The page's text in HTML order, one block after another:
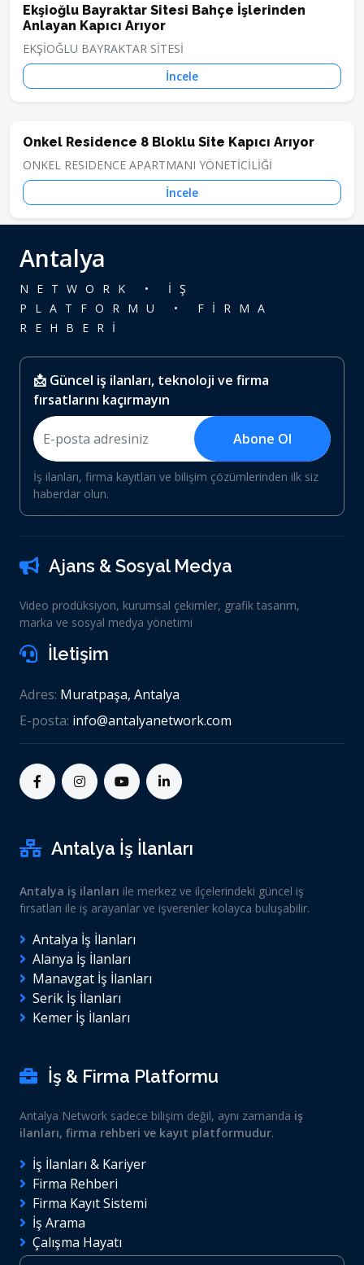
Ekşioğlu Bayraktar Sitesi Bahçe İşlerinden
Anlayan Kapıcı Arıyor
EKŞİOĞLU BAYRAKTAR SİTESİ
İncele
Onkel Residence 8 Bloklu Site Kapıcı Arıyor
ONKEL RESIDENCE APARTMANI YÖNETİCİLİĞİ
İncele
Antalya
NETWORK • İŞ
PLATFORMU • FİRMA
REHBERİ
📩 Güncel iş ilanları, teknoloji ve firma
fırsatlarını kaçırmayın
Abone Ol
İş ilanları, firma kayıtları ve bilişim çözümlerinden ilk siz
haberdar olun.
Ajans & Sosyal Medya
Video prodüksiyon, kurumsal çekimler, grafik tasarım,
marka ve sosyal medya yönetimi
İletişim
Adres: Muratpaşa, Antalya
E-posta: info@antalyanetwork.com
Antalya İş İlanları
Antalya iş ilanları ile merkez ve ilçelerindeki güncel iş
fırsatları ile iş arayanlar ve işverenler kolayca buluşabilir.
Antalya İş İlanları
Alanya İş İlanları
Manavgat İş İlanları
Serik İş İlanları
Kemer İş İlanları
İş & Firma Platformu
Antalya Network sadece bilişim değil, aynı zamanda iş
ilanları, firma rehberi ve kayıt platformudur.
İş İlanları & Kariyer
Firma Rehberi
Firma Kayıt Sistemi
İş Arama
Çalışma Hayatı